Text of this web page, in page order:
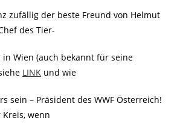
zufällig der beste Freund von Helmut
des Tier-
Wien (auch bekannt für seine
LINK und wie
sein – Präsident des WWF Österreich!
wenn